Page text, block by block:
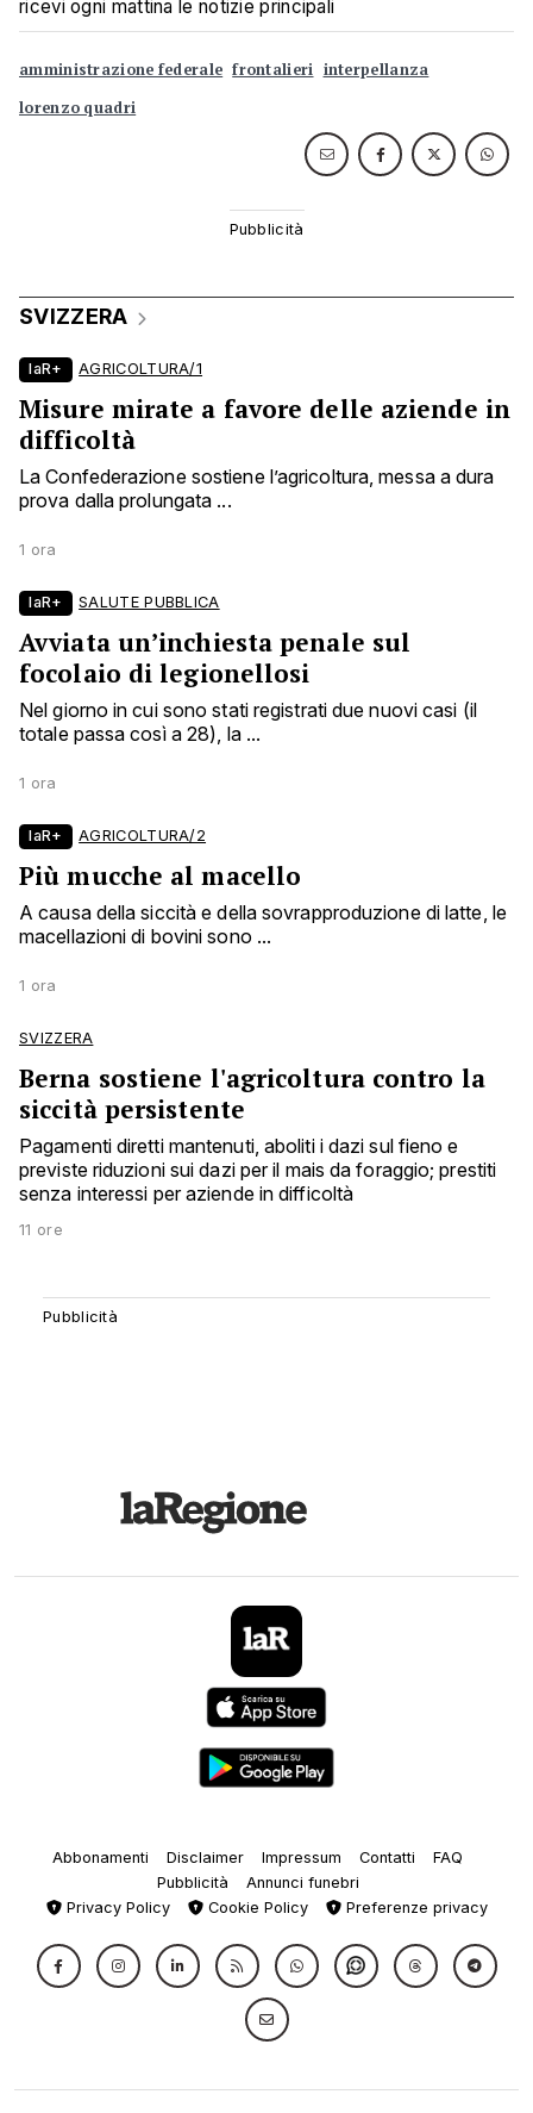
ricevi ogni mattina le notizie principali
amministrazione federale frontalieri interpellanza
lorenzo quadri
SVIZZERA
laR+ AGRICOLTURA/1
Misure mirate a favore delle aziende in
difficoltà
La Confederazione sostiene l’agricoltura, messa a dura
prova dalla prolungata ...
1 ora
laR+ SALUTE PUBBLICA
Avviata un’inchiesta penale sul
focolaio di legionellosi
Nel giorno in cui sono stati registrati due nuovi casi (il
totale passa così a 28), la ...
1 ora
laR+ AGRICOLTURA/2
Più mucche al macello
A causa della siccità e della sovrapproduzione di latte, le
macellazioni di bovini sono ...
1 ora
SVIZZERA
Berna sostiene l'agricoltura contro la
siccità persistente
Pagamenti diretti mantenuti, aboliti i dazi sul fieno e
previste riduzioni sui dazi per il mais da foraggio; prestiti
senza interessi per aziende in difficoltà
11 ore
Abbonamenti Disclaimer Impressum Contatti
FAQ
Pubblicità
Annunci funebri
Privacy Policy
Cookie Policy Preferenze privacy